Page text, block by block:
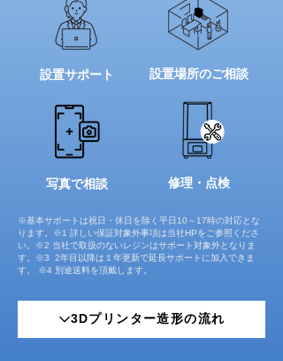
​設置サポート
写真で相談
設置場所のご相談
修理・点検
※基本サポートは祝日・休日を除く平日10～17時の対応とな
ります。※1 詳しい保証対象外事項は当社HPをご参照くださ
い。※2 当社で取扱のないレジンはサポート対象外となりま
す。※3 2年目以降は１年更新で延長サポートに加入できま
す。 ※4 別途送料を頂戴します。
3Dプリンター造形の流れ